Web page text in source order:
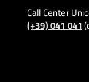
Call Center
(+39) 041 041